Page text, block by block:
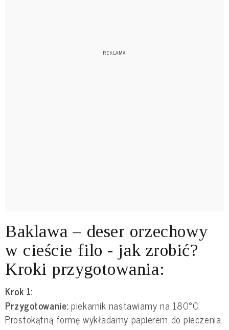
Baklawa – deser orzechowy
w cieście filo - jak zrobić?
Kroki przygotowania:
Krok 1:
Przygotowanie: piekarnik nastawiamy na 180°C.
Prostokątną formę wykładamy papierem do pieczenia.